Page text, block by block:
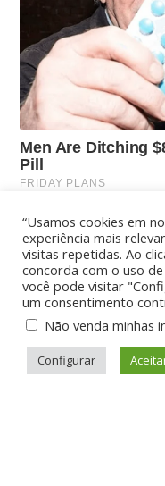
“Usamos cookies em
experiência mais
visitas repetidas. Ao
concorda com o uso
você pode visitar
um consentimento
Não venda minhas
Configurar